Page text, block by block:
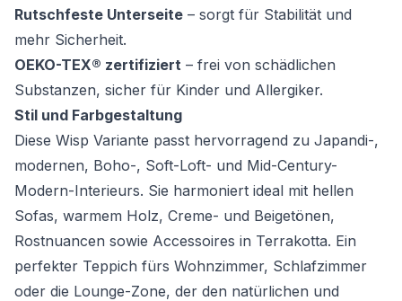
Rutschfeste Unterseite – sorgt für Stabilität und
mehr Sicherheit.
OEKO-TEX® zertifiziert – frei von schädlichen
Substanzen, sicher für Kinder und Allergiker.
Stil und Farbgestaltung
Diese Wisp Variante passt hervorragend zu Japandi-,
modernen, Boho-, Soft-Loft- und Mid-Century-
Modern-Interieurs. Sie harmoniert ideal mit hellen
Sofas, warmem Holz, Creme- und Beigetönen,
Rostnuancen sowie Accessoires in Terrakotta. Ein
perfekter Teppich fürs Wohnzimmer, Schlafzimmer
oder die Lounge-Zone, der den natürlichen und